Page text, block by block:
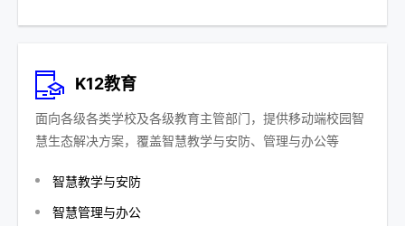
K12教育
面向各级各类学校及各级教育主管部门，提供移动端校园智
慧生态解决方案，覆盖智慧教学与安防、管理与办公等
智慧教学与安防
智慧管理与办公